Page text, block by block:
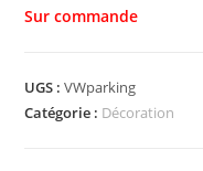
UGS :VWparking
Catégorie : Décoration